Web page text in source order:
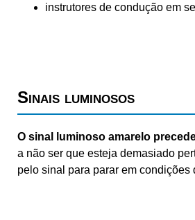
instrutores de condução em
Sinais luminosos
O sinal luminoso amarelo
a não ser que esteja demasiado
pelo sinal para parar em condições